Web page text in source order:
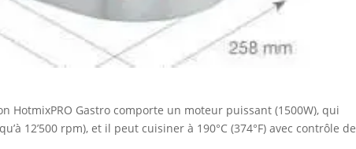
Gastro comporte un moteur puissant (1500W), qui
12’500 rpm), et il peut cuisiner à 190°C (374°F) avec contrôle de